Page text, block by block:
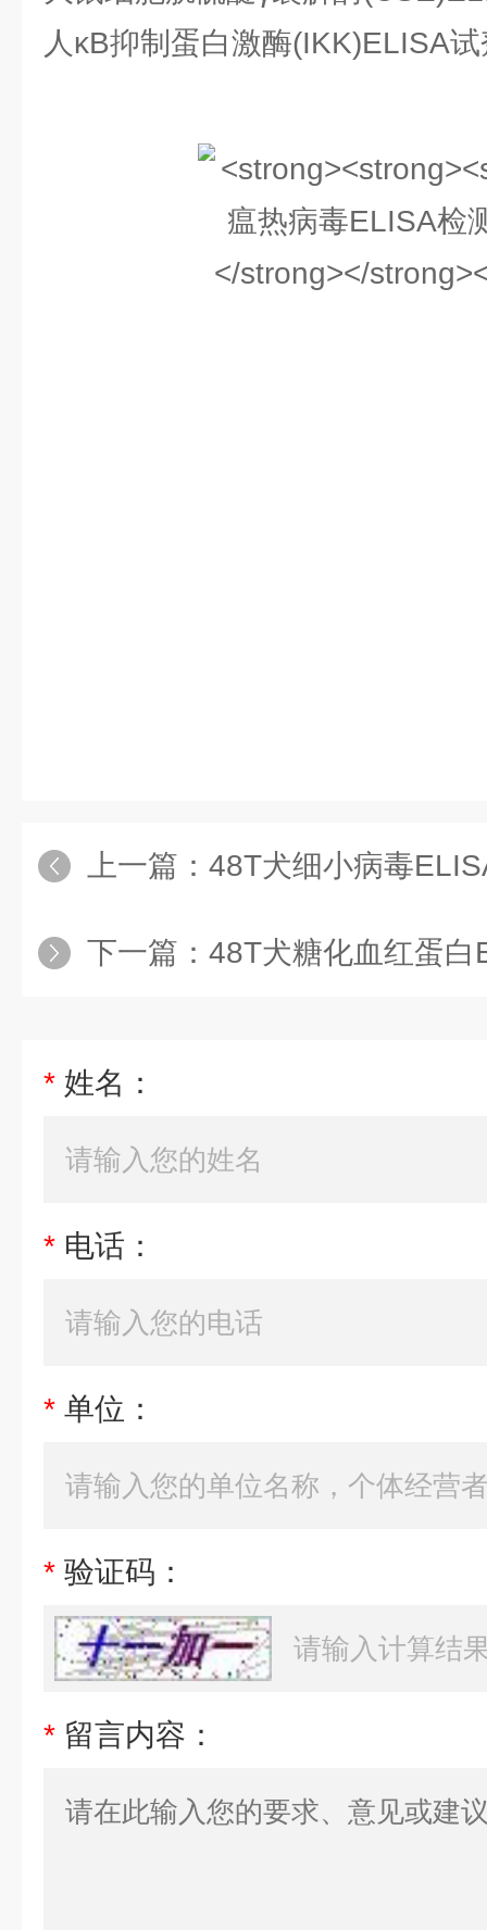
人κB抑制蛋白激酶(IKK)ELISA
上一篇： 48T犬细小病毒
下一篇： 48T犬糖化血红蛋
* 姓名：
* 电话：
* 单位：
* 验证码：
* 留言内容：